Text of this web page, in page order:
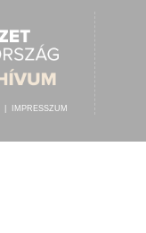
IMPRESSZUM